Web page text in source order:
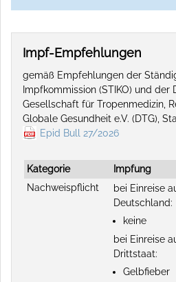
Impf-Empfehlungen
gemäß Empfehlungen der
Impfkommission (STIKO) und der
Gesellschaft für Tropenmedizin,
Globale Gesundheit e.V. (DTG),
Epid Bull 27/2026
Kategorie Impfung
Nachweispflicht
bei Einreise
Deutschland:
keine
bei Einreise
Drittstaat:
Gelbfieber